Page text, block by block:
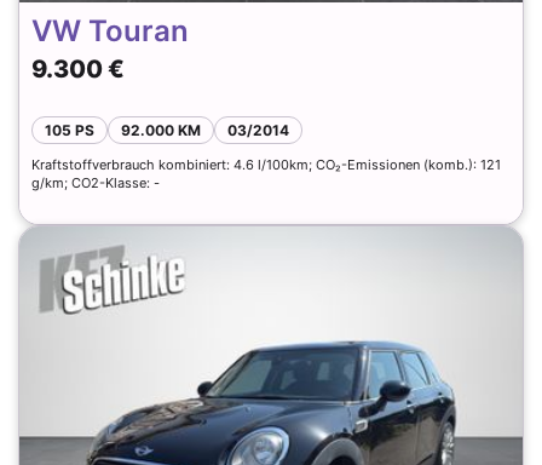
VW Touran
9.300 €
105 PS 92.000 KM 03/2014
Kraftstoffverbrauch kombiniert: 4.6 l/100km; CO₂-Emissionen (komb.): 121
g/km; CO2-Klasse: -